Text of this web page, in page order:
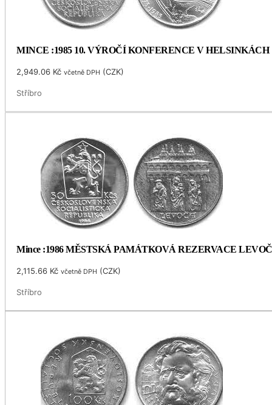
MINCE :1985 10. VÝROČÍ KONFERENCE V HELSINKÁCH
2,949.06 Kč včetně DPH (CZK)
Stříbro
Mince :1986 MĚSTSKÁ PAMÁTKOVÁ REZERVACE
2,115.66 Kč včetně DPH (CZK)
Stříbro